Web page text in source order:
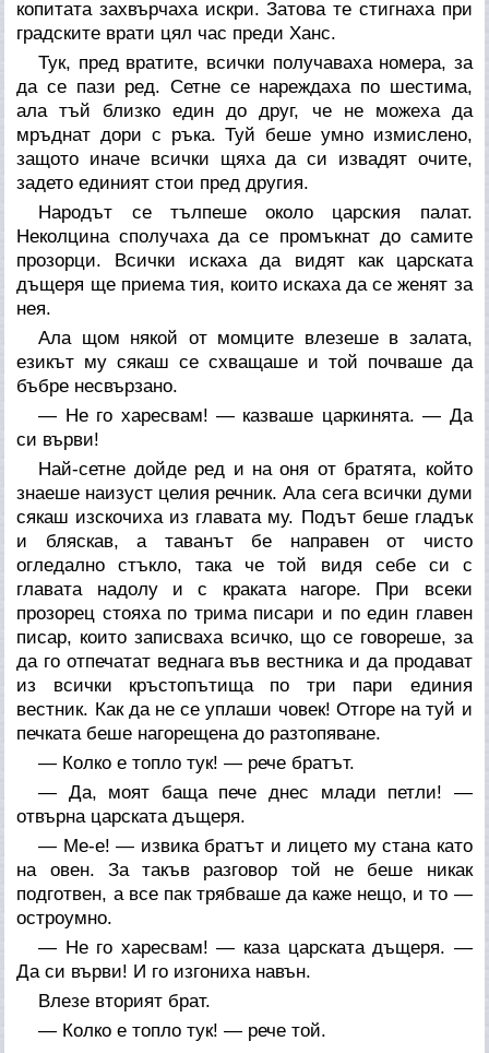
копитата захвърчаха искри. Затова те стигнаха при
градските врати цял час преди Ханс.
Тук, пред вратите, всички получаваха номера, за
да се пази ред. Сетне се нареждаха по шестима,
ала тъй близко един до друг, че не можеха да
мръднат дори с ръка. Туй беше умно измислено,
защото иначе всички щяха да си извадят очите,
задето единият стои пред другия.
Народът се тълпеше около царския палат.
Неколцина сполучаха да се промъкнат до самите
прозорци. Всички искаха да видят как царската
дъщеря ще приема тия, които искаха да се женят за
нея.
Ала щом някой от момците влезеше в залата,
езикът му сякаш се схващаше и той почваше да
бъбре несвързано.
— Не го харесвам! — казваше царкинята. — Да
си върви!
Най-сетне дойде ред и на оня от братята, който
знаеше наизуст целия речник. Ала сега всички думи
сякаш изскочиха из главата му. Подът беше гладък
и бляскав, а таванът бе направен от чисто
огледално стъкло, така че той видя себе си с
главата надолу и с краката нагоре. При всеки
прозорец стояха по трима писари и по един главен
писар, които записваха всичко, що се говореше, за
да го отпечатат веднага във вестника и да продават
из всички кръстопътища по три пари единия
вестник. Как да не се уплаши човек! Отгоре на туй и
печката беше нагорещена до разтопяване.
— Колко е топло тук! — рече братът.
— Да, моят баща пече днес млади петли! —
отвърна царската дъщеря.
— Ме-е! — извика братът и лицето му стана като
на овен. За такъв разговор той не беше никак
подготвен, а все пак трябваше да каже нещо, и то —
остроумно.
— Не го харесвам! — каза царската дъщеря. —
Да си върви! И го изгониха навън.
Влезе вторият брат.
— Колко е топло тук! — рече той.